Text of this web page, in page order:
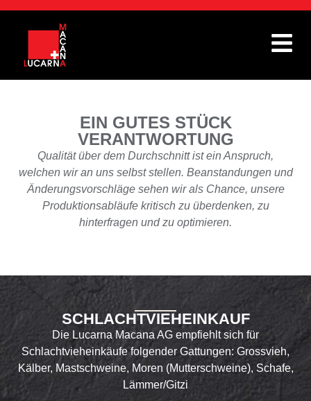
EIN GUTES STÜCK
VERANTWORTUNG
Qualität über dem Durchschnitt ist ein Anspruch,
welchen wir an uns selbst stellen. Beanstandungen und
Änderungsvorschläge sehen wir als Chance, unsere
Produktionsabläufe kritisch zu überdenken, zu
hinterfragen und zu optimieren.
SCHLACHT­VIEH­EINKAUF
Die Lucarna Macana AG empfiehlt sich für
Schlachtvieheinkäufe folgender Gattungen: Grossvieh,
Kälber, Mastschweine, Moren (Mutterschweine), Schafe,
Lämmer/Gitzi